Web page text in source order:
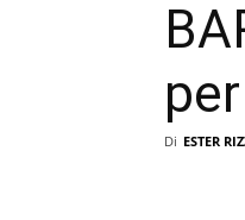
Di ESTER